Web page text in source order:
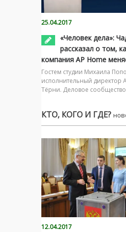
25.04.2017
«Человек дела»:
рассказал о том,
компания AP Home
Гостем студии Михаила
исполнительный директор
Тёрни. Деловое
КТО, КОГО И ГДЕ?
12.04.2017